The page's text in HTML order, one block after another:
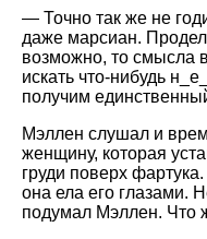
— Точно так же не
даже марсиан.
возможно, то смысла
искать что-нибудь
получим
Мэллен слушал и
женщину, которая
груди поверх
она ела его глазами.
подумал Мэллен. Что